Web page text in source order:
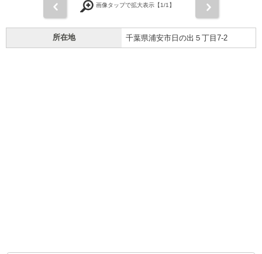
画像タップで拡大表示【1/1】
所在地 千葉県浦安市日の出５丁目7-2